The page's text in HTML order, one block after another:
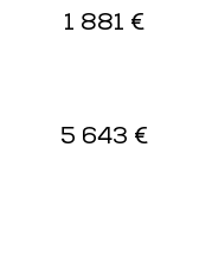
1 881 €
5 643 €